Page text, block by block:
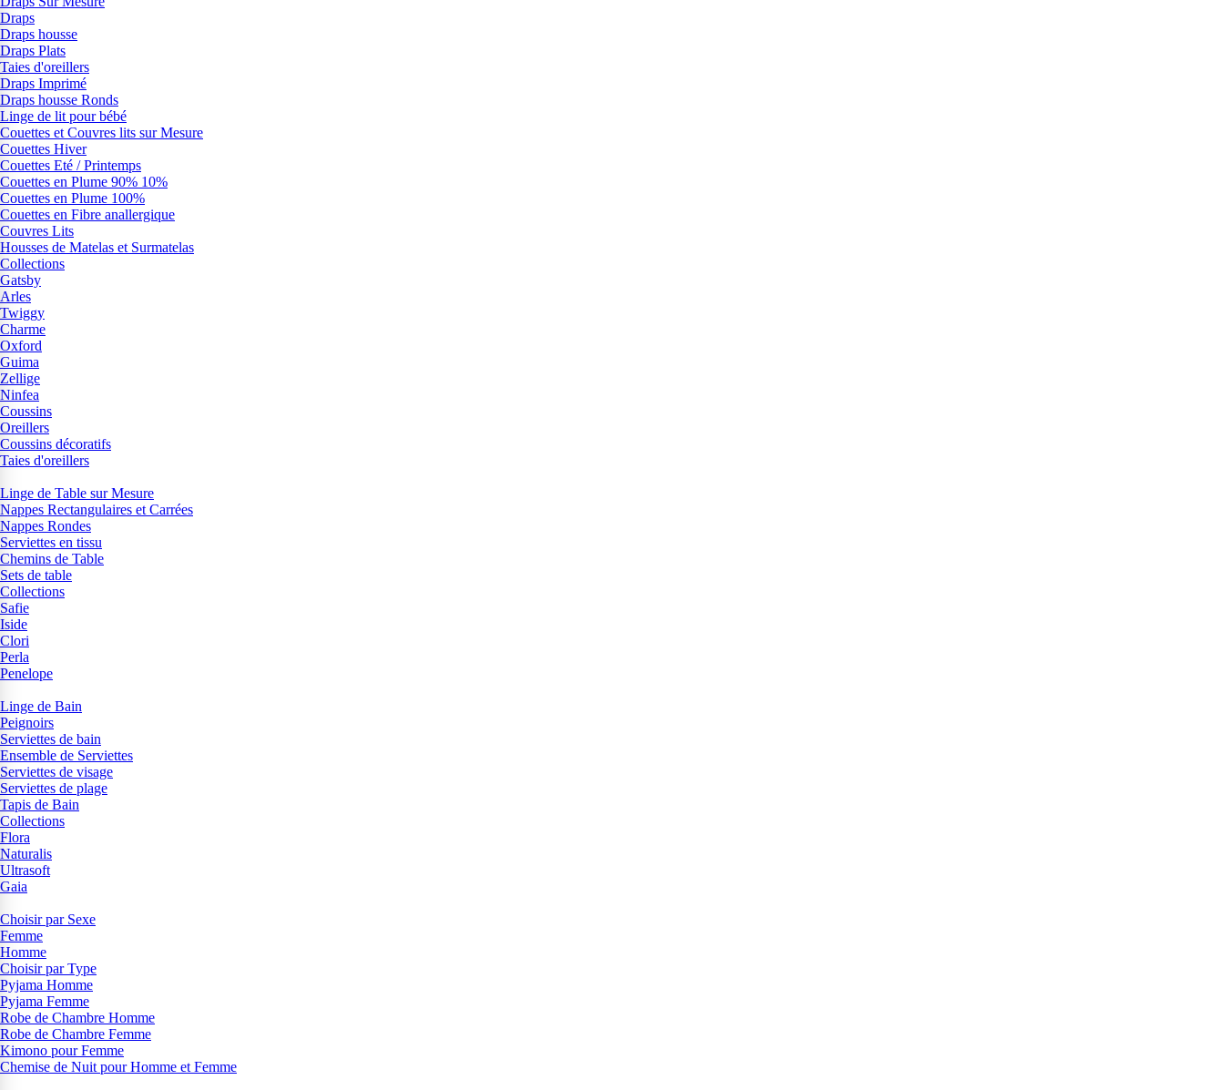
Draps
Draps housse
Draps Plats
Taies d'oreillers
Draps Imprimé
Draps housse Ronds
Linge de lit pour bébé
Couettes et Couvres lits sur Mesure
Couettes Hiver
Couettes Eté / Printemps
Couettes en Plume 90% 10%
Couettes en Plume 100%
Couettes en Fibre anallergique
Couvres Lits
Housses de Matelas et Surmatelas
Collections
Gatsby
Arles
Twiggy
Charme
Oxford
Guima
Zellige
Ninfea
Coussins
Oreillers
Coussins décoratifs
Taies d'oreillers
Linge de Table sur Mesure
Nappes Rectangulaires et Carrées
Nappes Rondes
Serviettes en tissu
Chemins de Table
Sets de table
Collections
Safie
Iside
Clori
Perla
Penelope
Linge de Bain
Peignoirs
Serviettes de bain
Ensemble de Serviettes
Serviettes de visage
Serviettes de plage
Tapis de Bain
Collections
Flora
Naturalis
Ultrasoft
Gaia
Choisir par Sexe
Femme
Homme
Choisir par Type
Pyjama Homme
Pyjama Femme
Robe de Chambre Homme
Robe de Chambre Femme
Kimono pour Femme
Chemise de Nuit pour Homme et Femme